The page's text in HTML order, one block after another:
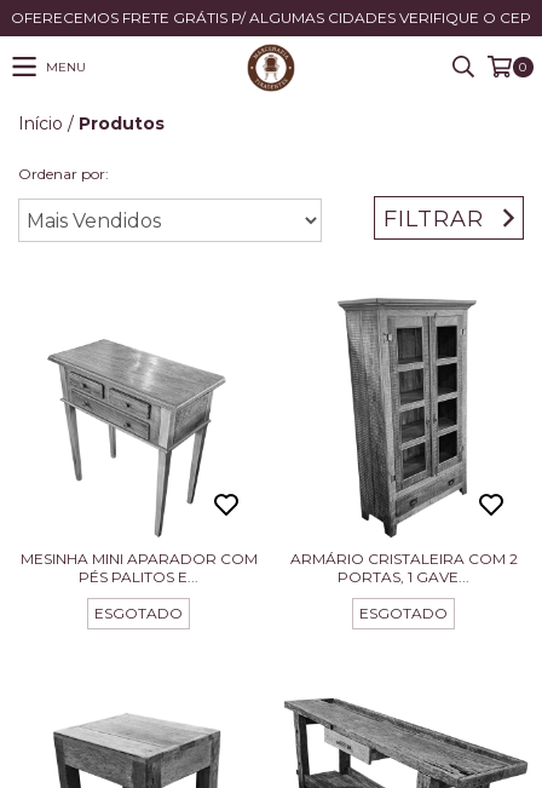
OFERECEMOS FRETE GRÁTIS P/ ALGUMAS CIDADES VERIFIQUE O CEP
MENU 0
Início / Produtos
Ordenar por:
FILTRAR
MESINHA MINI APARADOR COM
PÉS PALITOS E...
ESGOTADO
ARMÁRIO CRISTALEIRA COM 2
PORTAS, 1 GAVE...
ESGOTADO